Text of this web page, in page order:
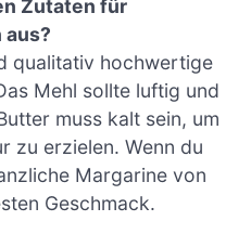
Zutaten für
qualitativ hochwertige
Mehl sollte luftig und
muss kalt sein, um
zu erzielen. Wenn du
Margarine von
Geschmack.